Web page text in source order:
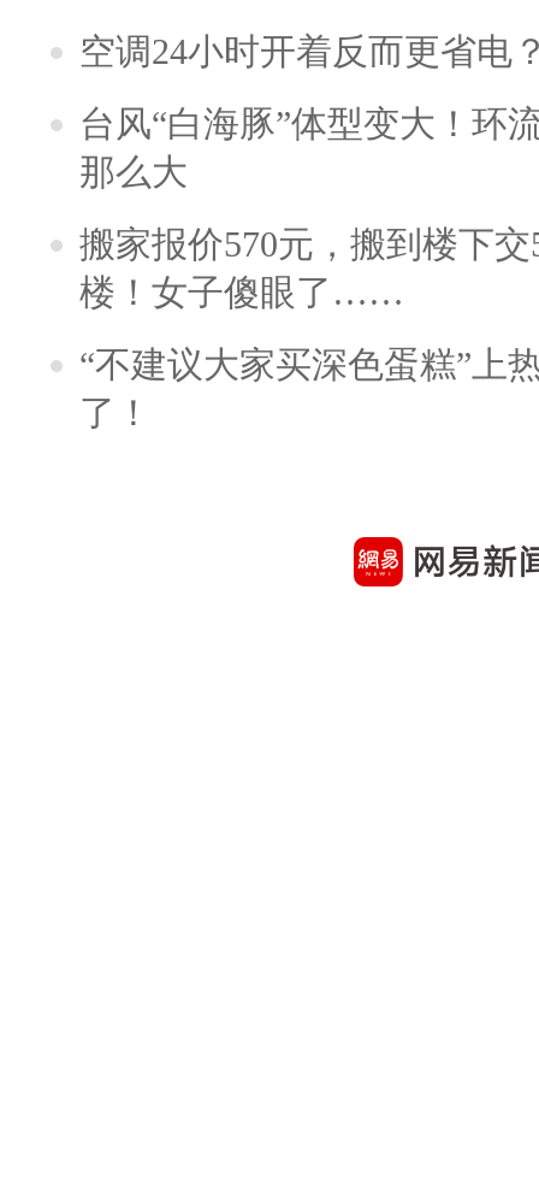
空调24小时开着反而更省电
台风“白海豚”体型变大！环
那么大
搬家报价570元，搬到楼下
楼！女子傻眼了……
“不建议大家买深色蛋糕”上
了！